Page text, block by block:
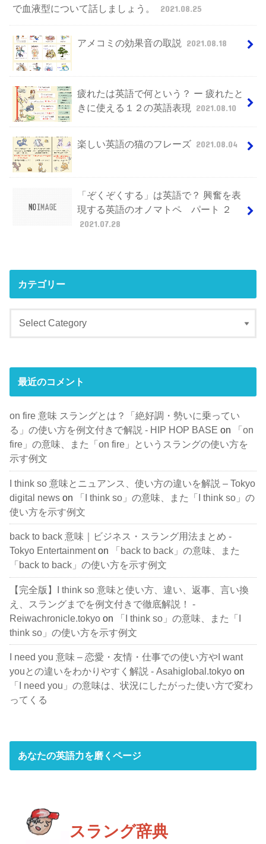
で血液型について話しましょう。
2021.08.25
アメコミの効果音の取説 2021.08.18
疲れたは英語で何という？ ー 疲れたと
きに使える１２の英語表現
2021.08.10
楽しい英語の猫のフレーズ 2021.08.04
「ぞくぞくする」は英語で？ 興奮を表
現する英語のオノマトペ パート ２
2021.07.28
カテゴリー
最近のコメント
on fire 意味 スラングとは？「絶好調・勢いに乗ってい
る」の使い方を例文付きで解説 - HIP HOP BASE on
「on
fire」の意味、また「on fire」というスラングの使い方を
示す例文
I think so 意味とニュアンス、使い方の違いを解説 – Tokyo
digital news on
「I think so」の意味、また「I think so」の
使い方を示す例文
back to back 意味｜ビジネス・スラング用法まとめ -
Tokyo Entertainmenton
「back to back」の意味、また
「back to back」の使い方を示す例文
【完全版】I think so 意味と使い方、違い、返事、言い換
え、スラングまでを例文付きで徹底解説！ -
Reiwachronicle.tokyo on
「I think so」の意味、また「I
think so」の使い方を示す例文
I need you 意味 – 恋愛・友情・仕事での使い方やI want
youとの違いをわかりやすく解説 - Asahiglobal.tokyo on
「I need you」の意味は、状況にしたがった使い方で変わ
ってくる
あなたの英語力を磨くページ
スラング辞典